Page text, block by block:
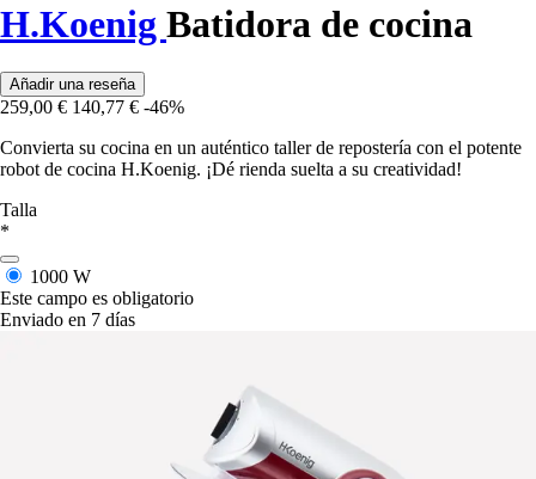
H.Koenig Batidora de cocina
Añadir una reseña
259,00 € 140,77 € -46%
Convierta su cocina en un auténtico taller de repostería con el potente
robot de cocina H.Koenig. ¡Dé rienda suelta a su creatividad!
Talla
*
1000 W
Este campo es obligatorio
Enviado en 7 días